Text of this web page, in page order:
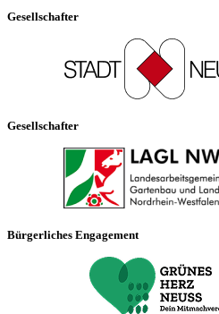
Gesellschafter
Gesellschafter
Bürgerliches Engagement